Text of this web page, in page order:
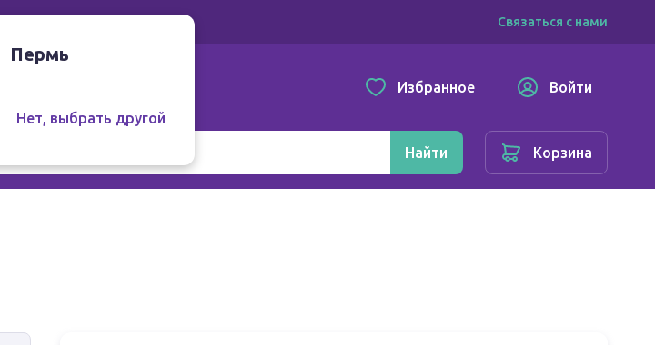
Связаться с нами
Избранное Войти
Найти Корзина
Пермь
Нет, выбрать другой